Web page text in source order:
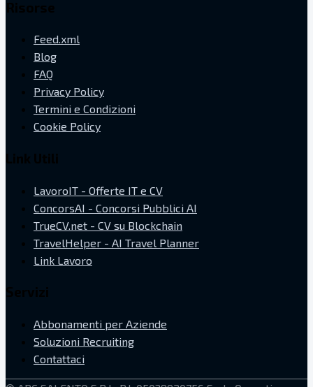
Feed.xml
Blog
FAQ
Privacy Policy
Termini e Condizioni
Cookie Policy
LavoroIT - Offerte IT e CV
ConcorsAI - Concorsi Pubblici AI
TrueCV.net - CV su Blockchain
TravelHelper - AI Travel Planner
Link Lavoro
Abbonamenti per Aziende
Soluzioni Recruiting
Contattaci